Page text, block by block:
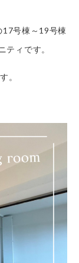
号棟～19号棟
ティです。
。